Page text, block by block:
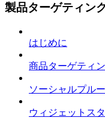
製品ターゲティン
はじめに
商品ターゲティ
ソーシャルプル
ウィジェットス